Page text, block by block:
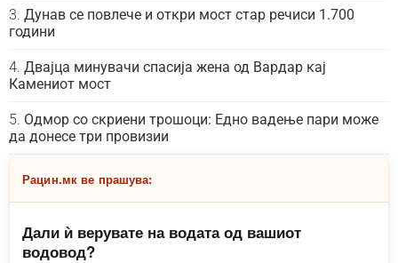
Дунав се повлече и откри мост стар речиси 1.700
години
Двајца минувачи спасија жена од Вардар кај
Камениот мост
Одмор со скриени трошоци: Едно вадење пари може
да донесе три провизии
Рацин.мк ве прашува:
Дали ѝ верувате на водата од вашиот
водовод?